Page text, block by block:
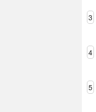
3
4
5